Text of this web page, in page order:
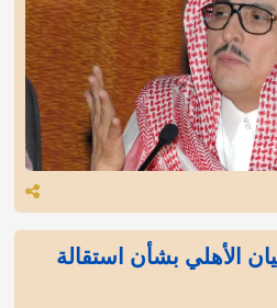
الأهلي بشأن استقالة